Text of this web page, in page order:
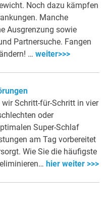
Noch dazu kämpfen
Manche
Ausgrenzung sowie
Partnersuche. Fangen
…weiter>>>
Schritt-für-Schritt in vier
oder
Super-Schlaf
am Tag vorbereitet
Wie Sie die häufigste
hier weiter >>>